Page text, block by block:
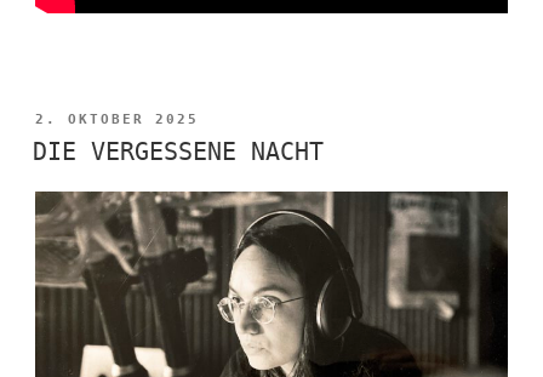
VERÖFFENTLICHT
AM
2. OKTOBER 2025
DIE VERGESSENE NACHT